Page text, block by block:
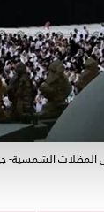
المظلات الشمسية-